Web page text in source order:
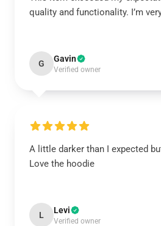
quality and functionality. I’m
G Gavin
Verified owner
A little darker than I expected
Love the hoodie
L Levi
Verified owner